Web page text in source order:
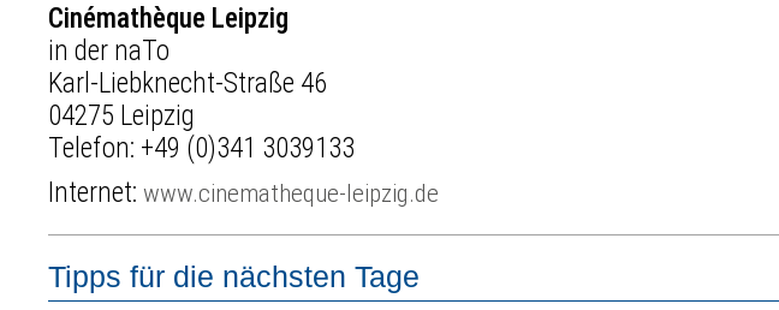
Cinémathèque Leipzig
in der naTo
Karl-Liebknecht-Straße 46
04275 Leipzig
Telefon: +49 (0)341 3039133
Internet:www.cinematheque-leipzig.de
Tipps für die nächsten Tage